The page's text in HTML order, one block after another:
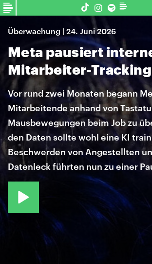
Überwachung | 24. Juni 2026
Meta pausiert
Mitarbeiter-Tracking
Vor rund zwei Monaten begann
Mitarbeitende anhand von
Mausbewegungen beim Job zu
den Daten sollte wohl eine KI
Beschwerden von Angestellten
Datenleck führten nun zu einer